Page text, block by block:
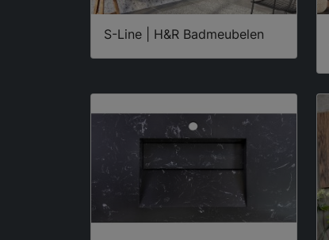
S-Line | H&R Badmeubelen